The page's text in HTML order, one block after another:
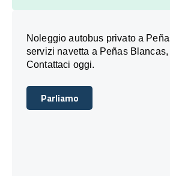
Noleggio autobus privato a
servizi navetta a Peñas Blancas,
Contattaci oggi.
Parliamo
Parliamo